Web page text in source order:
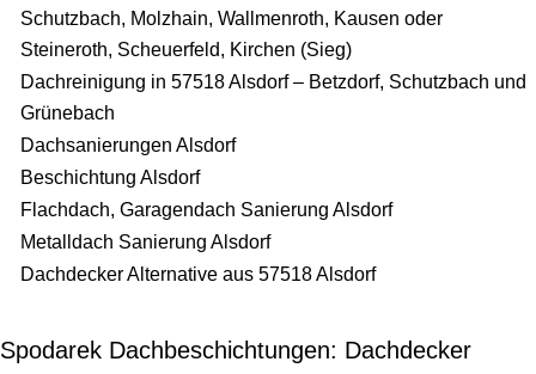
Schutzbach, Molzhain, Wallmenroth, Kausen oder
Steineroth, Scheuerfeld, Kirchen (Sieg)
Dachreinigung in 57518 Alsdorf – Betzdorf, Schutzbach und
Grünebach
Dachsanierungen Alsdorf
Beschichtung Alsdorf
Flachdach, Garagendach Sanierung Alsdorf
Metalldach Sanierung Alsdorf
Dachdecker Alternative aus 57518 Alsdorf
Spodarek Dachbeschichtungen: Dachdecker